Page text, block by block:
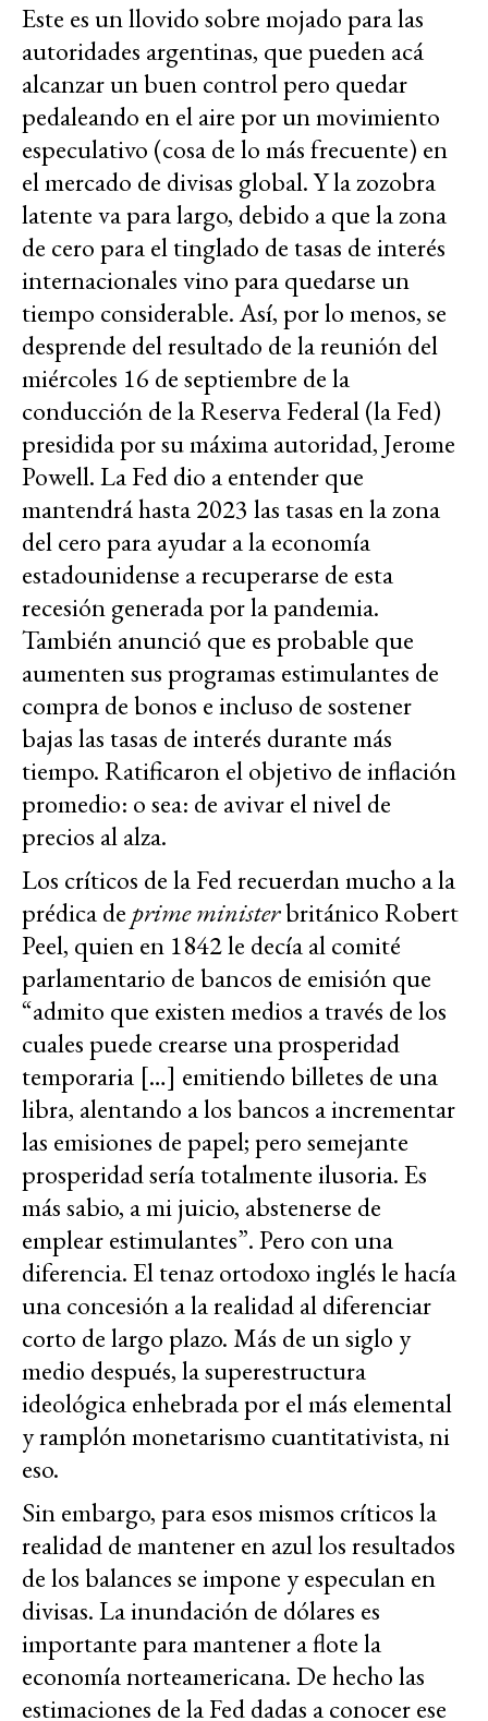
Este es un llovido sobre mojado para las
autoridades argentinas, que pueden acá
alcanzar un buen control pero quedar
pedaleando en el aire por un movimiento
especulativo (cosa de lo más frecuente) en
el mercado de divisas global. Y la zozobra
latente va para largo, debido a que la zona
de cero para el tinglado de tasas de interés
internacionales vino para quedarse un
tiempo considerable. Así, por lo menos, se
desprende del resultado de la reunión del
miércoles 16 de septiembre de la
conducción de la Reserva Federal (la Fed)
presidida por su máxima autoridad, Jerome
Powell. La Fed dio a entender que
mantendrá hasta 2023 las tasas en la zona
del cero para ayudar a la economía
estadounidense a recuperarse de esta
recesión generada por la pandemia.
También anunció que es probable que
aumenten sus programas estimulantes de
compra de bonos e incluso de sostener
bajas las tasas de interés durante más
tiempo. Ratificaron el objetivo de inflación
promedio: o sea: de avivar el nivel de
precios al alza.
Los críticos de la Fed recuerdan mucho a la
prédica deprime ministerbritánico Robert
Peel, quien en 1842 le decía al comité
parlamentario de bancos de emisión que
“admito que existen medios a través de los
cuales puede crearse una prosperidad
temporaria […] emitiendo billetes de una
libra, alentando a los bancos a incrementar
las emisiones de papel; pero semejante
prosperidad sería totalmente ilusoria. Es
más sabio, a mi juicio, abstenerse de
emplear estimulantes”. Pero con una
diferencia. El tenaz ortodoxo inglés le hacía
una concesión a la realidad al diferenciar
corto de largo plazo. Más de un siglo y
medio después, la superestructura
ideológica enhebrada por el más elemental
y ramplón monetarismo cuantitativista, ni
eso.
Sin embargo, para esos mismos críticos la
realidad de mantener en azul los resultados
de los balances se impone y especulan en
divisas. La inundación de dólares es
importante para mantener a flote la
economía norteamericana. De hecho las
estimaciones de la Fed dadas a conocer ese